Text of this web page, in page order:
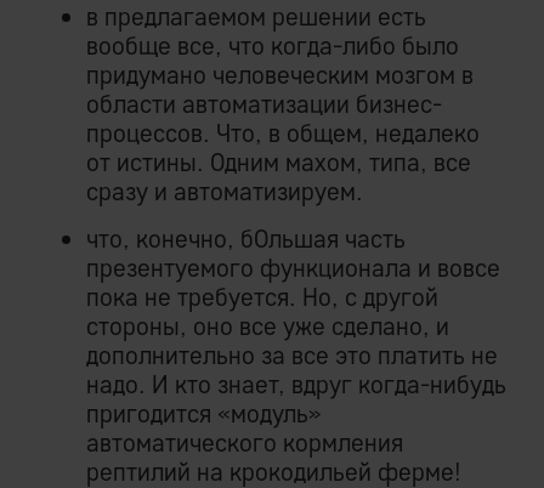
в предлагаемом решении есть
вообще все, что когда-либо было
придумано человеческим мозгом в
области автоматизации бизнес-
процессов. Что, в общем, недалеко
от истины. Одним махом, типа, все
сразу и автоматизируем.
что, конечно, бОльшая часть
презентуемого функционала и вовсе
пока не требуется. Но, с другой
стороны, оно все уже сделано, и
дополнительно за все это платить не
надо. И кто знает, вдруг когда-нибудь
пригодится «модуль»
автоматического кормления
рептилий на крокодильей ферме!